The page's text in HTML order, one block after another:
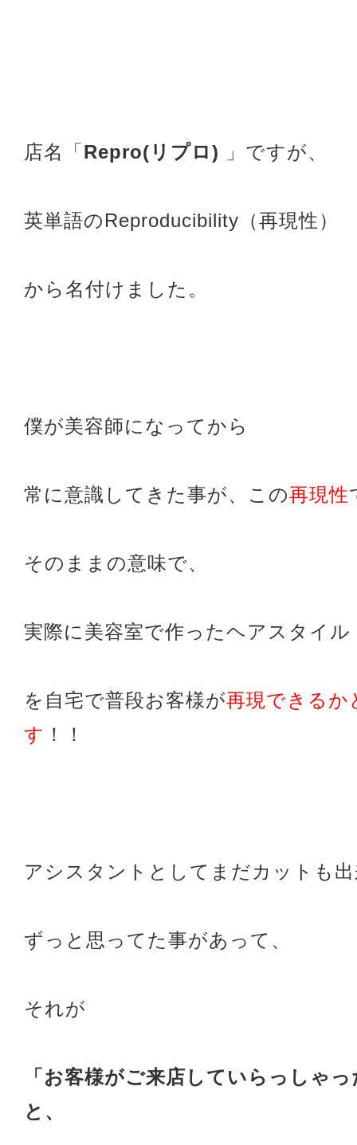
店名「 Repro(リプロ) 」ですが、
英単語のReproducibility（再現性）
から名付けました。
僕が美容師になってから
常に意識してきた事が、この再現性
そのままの意味で、
実際に美容室で作ったヘアスタイル
を自宅で普段お客様が再現できるか
す ！！
アシスタントとしてまだカットも
ずっと思ってた事があって、
それが
「お客様がご来店していらっしゃ
と、